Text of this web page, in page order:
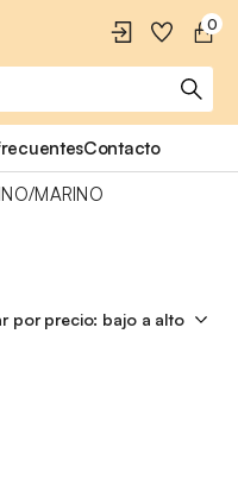
0
Contacto
MARINO